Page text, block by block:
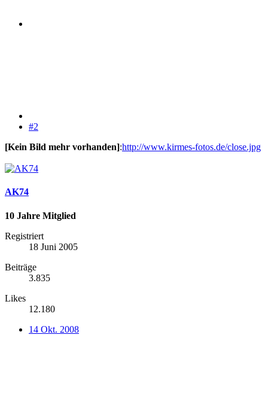
#2
[Kein Bild mehr vorhanden]:http://www.kirmes-fotos.de/close.jpg
AK74
10 Jahre Mitglied
Registriert
18 Juni 2005
Beiträge
3.835
Likes
12.180
14 Okt. 2008